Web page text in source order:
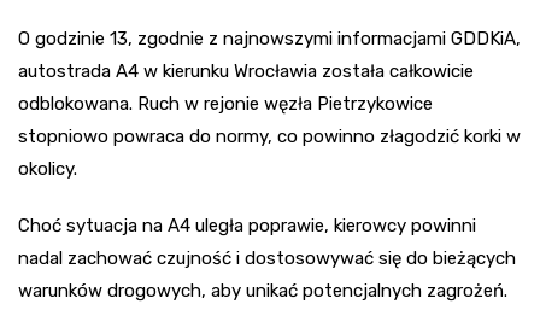
O godzinie 13, zgodnie z najnowszymi informacjami GDDKiA,
autostrada A4 w kierunku Wrocławia została całkowicie
odblokowana. Ruch w rejonie węzła Pietrzykowice
stopniowo powraca do normy, co powinno złagodzić korki w
okolicy.
Choć sytuacja na A4 uległa poprawie, kierowcy powinni
nadal zachować czujność i dostosowywać się do bieżących
warunków drogowych, aby unikać potencjalnych zagrożeń.